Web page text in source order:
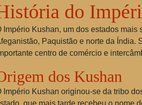
do
Império Kushan, um dos estados
Paquistão e norte da Índia.
centro de comércio e
dos Kushan
Império Kushan originou-se da tribo
que mais tarde recebeu o nome